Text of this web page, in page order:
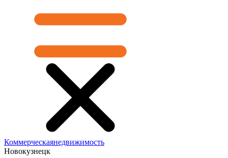
Коммерческаянедвижимость
Новокузнецк